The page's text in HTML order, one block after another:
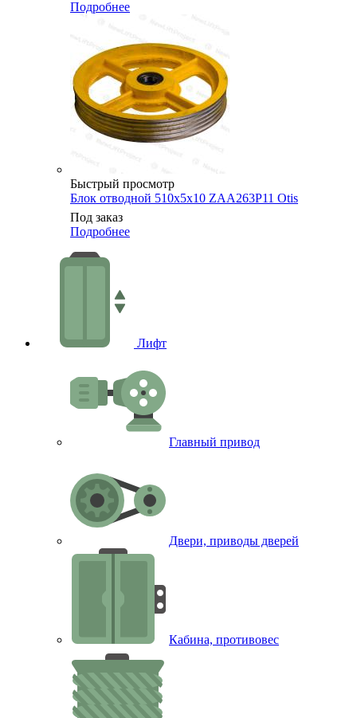
Подробнее
Быстрый просмотр
Блок отводной 510х5х10 ZAA263P11 Otis
Под заказ
Подробнее
Лифт
Главный привод
Двери, приводы дверей
Кабина, противовес